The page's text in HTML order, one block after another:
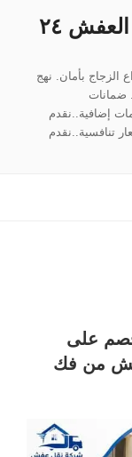
شركة الانجاز السريعة لنقل العفش ٢٤
الزجاج بأمان. نهج
ضمانات
إضافية..نقدم
تنافسية..نقدم
بالخرج بـ45%خصم على
من فك